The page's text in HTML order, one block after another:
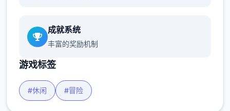
成就系统
丰富的奖励机制
游戏标签
#休闲 #冒险